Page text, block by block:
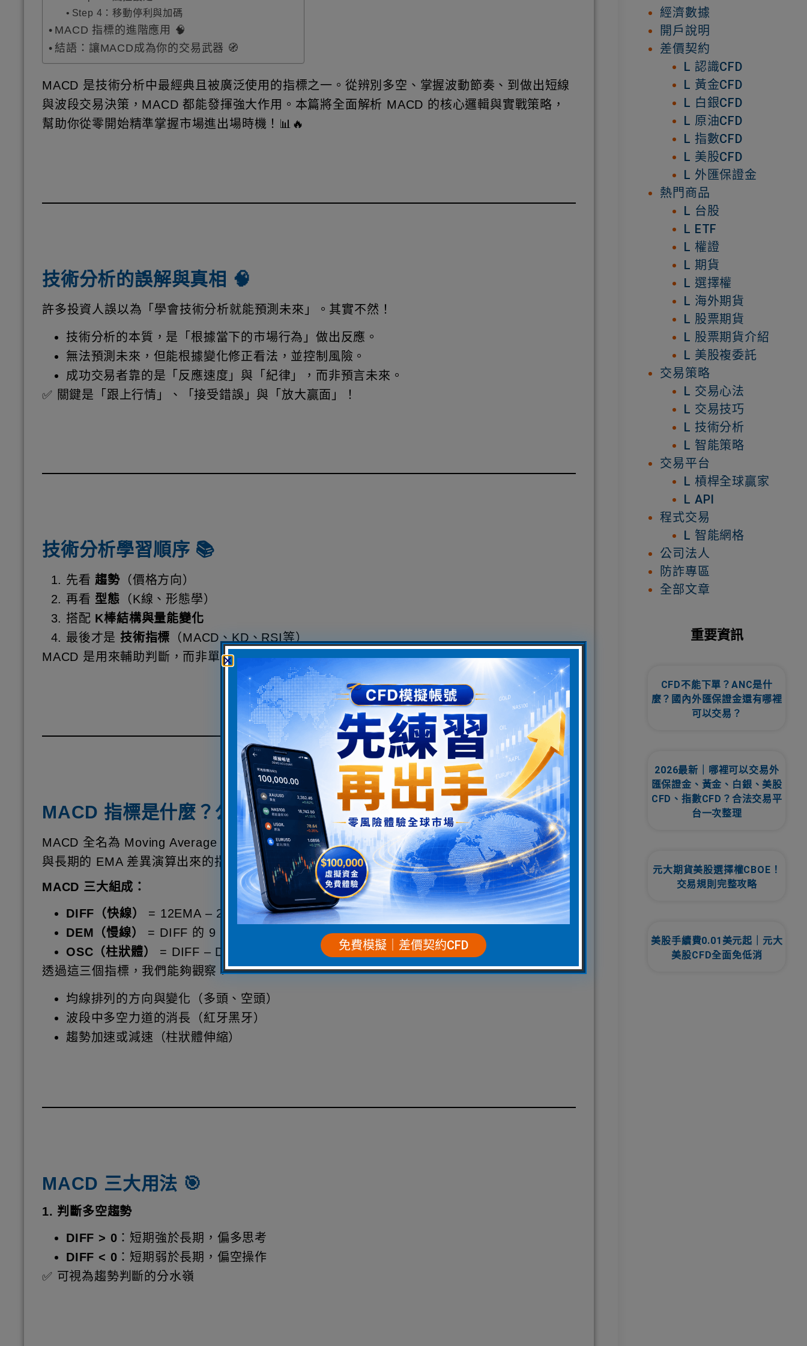
Step 4：移動停利與加碼
MACD 指標的進階應用 🧠
結語：讓MACD成為你的交易武器 🧭
MACD 是技術分析中最經典且被廣泛使用的指標之一。從辨別多空、掌握波動節奏、到做出短線
與波段交易決策，MACD 都能發揮強大作用。本篇將全面解析 MACD 的核心邏輯與實戰策略，
幫助你從零開始精準掌握市場進出場時機！📊🔥
技術分析的誤解與真相 🧠
許多投資人誤以為「學會技術分析就能預測未來」。其實不然！
技術分析的本質，是「根據當下的市場行為」做出反應。
無法預測未來，但能根據變化修正看法，並控制風險。
成功交易者靠的是「反應速度」與「紀律」，而非預言未來。
✅ 關鍵是「跟上行情」、「接受錯誤」與「放大贏面」！
技術分析學習順序 📚
先看 趨勢 （價格方向）
再看 型態 （K線、形態學）
搭配 K棒結構與量能變化
最後才是 技術指標 （MACD、KD、RSI等）
MACD 是用來輔助判斷，而非單獨決策工具，請務必在正確脈絡下使用。
MACD 指標是什麼？公式與結構 📈
MACD 全名為 Moving Average Convergence Divergence（移動平均收斂與發散），是由短期
與長期的 EMA 差異演算出來的指標。
MACD 三大組成：
DIFF（快線）
= 12EMA – 26EMA
DEM（慢線）
= DIFF 的 9 日 EMA
OSC（柱狀體）
= DIFF – DEM
透過這三個指標，我們能夠觀察：
均線排列的方向與變化（多頭、空頭）
波段中多空力道的消長（紅牙黑牙）
趨勢加速或減速（柱狀體伸縮）
MACD 三大用法 🎯
1. 判斷多空趨勢
DIFF > 0 ：短期強於長期，偏多思考
DIFF < 0 ：短期弱於長期，偏空操作
✅ 可視為趨勢判斷的分水嶺
經濟數據
開戶說明
差價契約
L 認識CFD
L 黃金CFD
L 白銀CFD
L 原油CFD
L 指數CFD
L 美股CFD
L 外匯保證金
熱門商品
L 台股
L ETF
L 權證
L 期貨
L 選擇權
L 海外期貨
L 股票期貨
L 股票期貨介紹
L 美股複委託
交易策略
L 交易心法
L 交易技巧
L 技術分析
L 智能策略
交易平台
L 槓桿全球贏家
L API
程式交易
L 智能網格
公司法人
防詐專區
全部文章
重要資訊
CFD不能下單？ANC是什
麼？國內外匯保證金還有哪裡
可以交易？
2026最新｜哪裡可以交易外
匯保證金、黃金、白銀、美股
CFD、指數CFD？合法交易平
台一次整理
元大期貨美股選擇權CBOE！
交易規則完整攻略
美股手續費0.01美元起｜元大
美股CFD全面免低消
免費模擬｜差價契約CFD